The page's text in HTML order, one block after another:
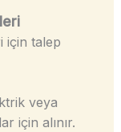
için talep
veya
için alınır.